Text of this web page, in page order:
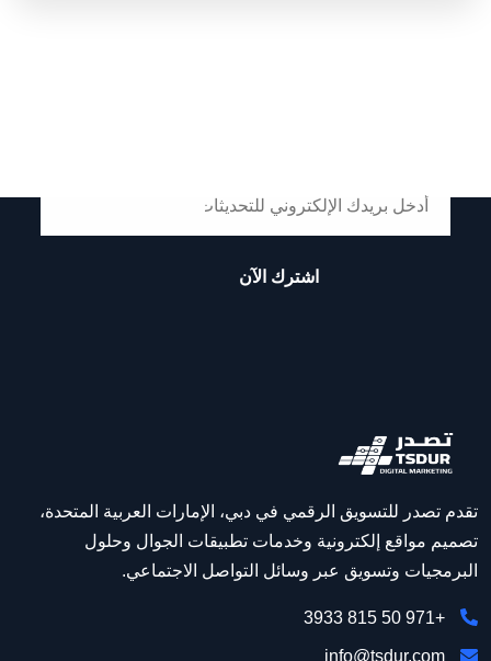
اشترك الآن
تقدم تصدر للتسويق الرقمي في دبي، الإمارات العربية المتحدة،
تصميم مواقع إلكترونية وخدمات تطبيقات الجوال وحلول
البرمجيات وتسويق عبر وسائل التواصل الاجتماعي.
+971 50 815 3933